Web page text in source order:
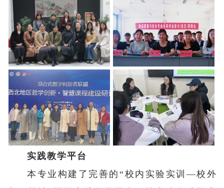
实践教学平台
本专业构建了完善的“校内实验实训—校外